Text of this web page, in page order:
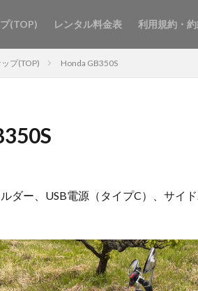
(TOP) レンタル料金表 利用規約・
プ(TOP) Honda GB350S
ダー、USB電源（タイプC）、サイ